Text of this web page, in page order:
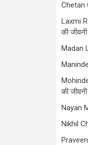
Chetan
Laxmi
की जीवनी
Madan
की जीवनी
Nayan
Nikhil